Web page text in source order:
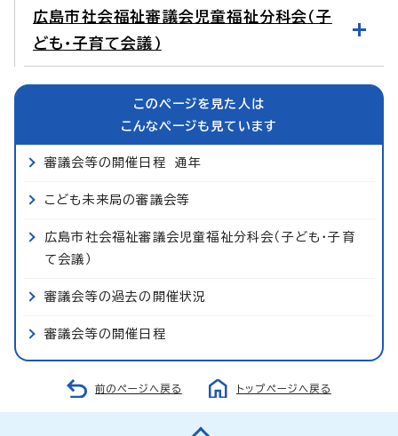
広島市社会福祉審議会児童福祉分科会（子
ども・子育て会議）
このページを見た人は
こんなページも見ています
審議会等の開催日程 通年
こども未来局の審議会等
広島市社会福祉審議会児童福祉分科会（子ども・子育
て会議）
審議会等の過去の開催状況
審議会等の開催日程
前のページへ戻る トップページへ戻る